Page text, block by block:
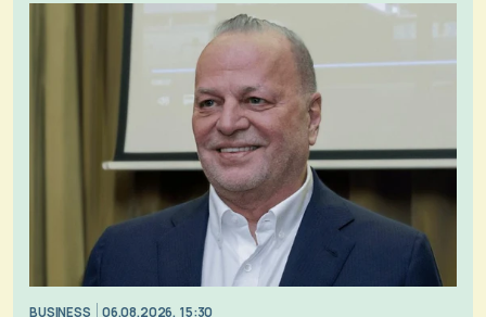
BUSINESS 06.08.2026, 15:30